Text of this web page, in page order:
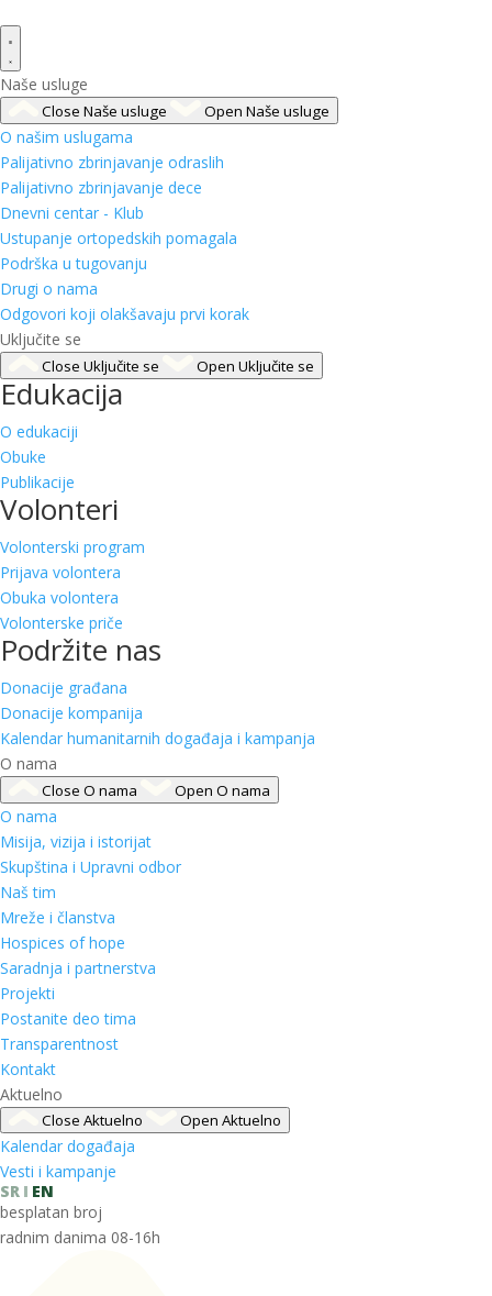
Naše usluge
Close Naše usluge Open Naše usluge
O našim uslugama
Palijativno zbrinjavanje odraslih
Palijativno zbrinjavanje dece
Dnevni centar - Klub
Ustupanje ortopedskih pomagala
Podrška u tugovanju
Drugi o nama
Odgovori koji olakšavaju prvi korak
Uključite se
Close Uključite se Open Uključite se
Edukacija
O edukaciji
Obuke
Publikacije
Volonteri
Volonterski program
Prijava volontera
Obuka volontera
Volonterske priče
Podržite nas
Donacije građana
Donacije kompanija
Kalendar humanitarnih događaja i kampanja
O nama
Close O nama Open O nama
O nama
Misija, vizija i istorijat
Skupština i Upravni odbor
Naš tim
Mreže i članstva
Hospices of hope
Saradnja i partnerstva
Projekti
Postanite deo tima
Transparentnost
Kontakt
Aktuelno
Close Aktuelno Open Aktuelno
Kalendar događaja
Vesti i kampanje
SR
EN
besplatan broj
radnim danima 08-16h